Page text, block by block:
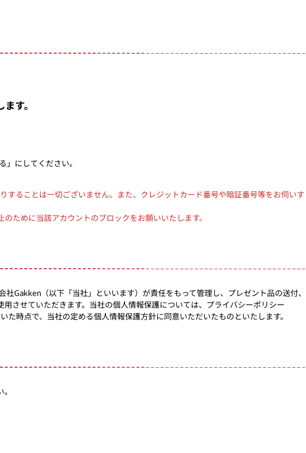
す。
にしてください。
ることは一切ございません。また、クレジットカード番号や暗証番号等をお伺いす
ために当該アカウントのブロックをお願いいたします。
Gakken（以下「当社」といいます）が責任をもって管理し、プレゼント品の送付、
させていただきます。当社の個人情報保護については、プライバシーポリシー
時点で、当社の定める個人情報保護方針に同意いただいたものといたします。